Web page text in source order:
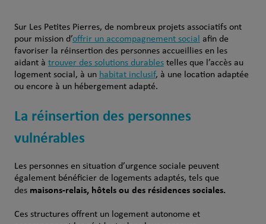
Sur Les Petites Pierres, de nombreux projets associatifs ont
pour mission d’offrir un accompagnement social afin de
favoriser la réinsertion des personnes accueillies en les
aidant à trouver des solutions durablestelles que l’accès au
logement social, à un habitat inclusif, à une location adaptée
ou encore à un hébergement adapté.
La réinsertion des personnes
vulnérables
Les personnes en situation d’urgence sociale peuvent
également bénéficier de logements adaptés, tels que
des maisons-relais, hôtels ou des résidences sociales.
Ces structures offrent un logement autonome et